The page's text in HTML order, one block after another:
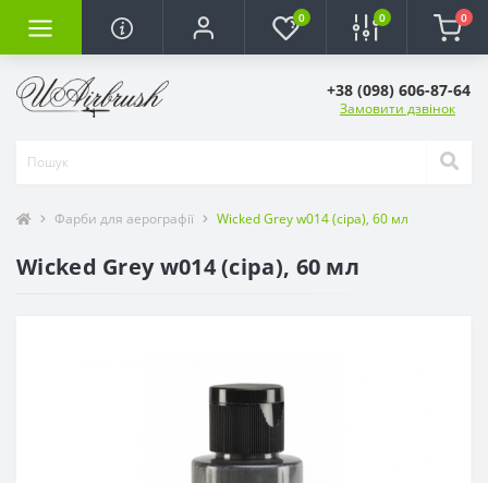
0 0 0
+38 (098) 606-87-64
Замовити дзвінок
Фарби для аерографії Wicked Grey w014 (сіра), 60 мл
Wicked Grey w014 (сіра), 60 мл